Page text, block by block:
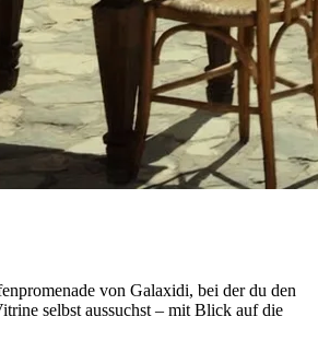
von Galaxidi, bei der du den
selbst aussuchst – mit Blick auf die